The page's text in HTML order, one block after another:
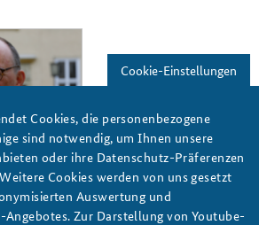
Policy
Policy
Policy
Abstimmung auch außerhalb
möglich
Cookie-Einstellungen
Cookies, die personenbezogene
sind notwendig, um Ihnen unsere
oder ihre Datenschutz-Präferenzen
Cookies werden von uns gesetzt
Auswertung und
Zur Darstellung von Youtube-